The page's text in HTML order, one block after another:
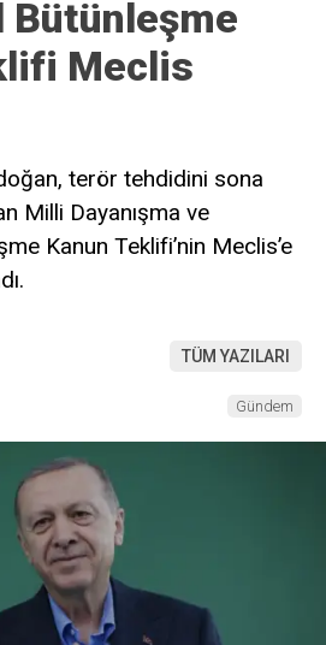
Bütünleşme
Meclis
terör tehdidini sona
Milli Dayanışma ve
Kanun Teklifi’nin Meclis’e
TÜM YAZILARI
Gündem